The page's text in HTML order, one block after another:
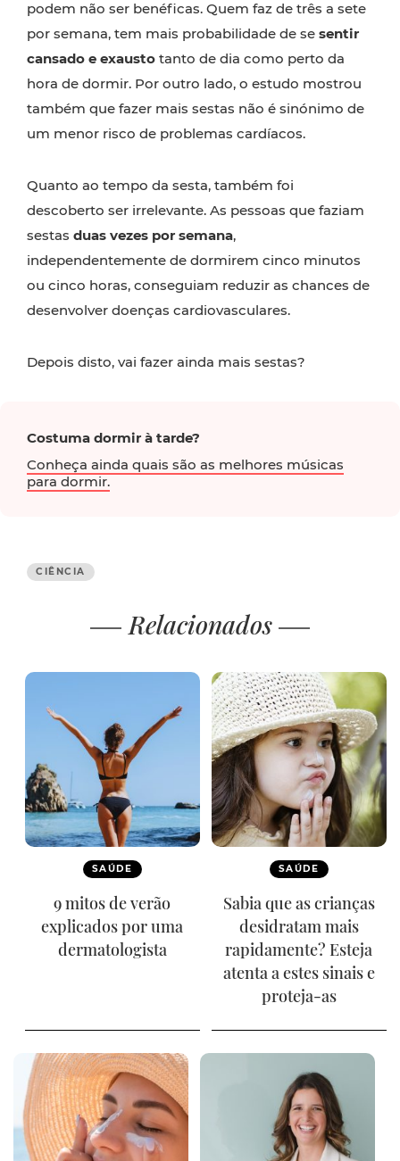
podem não ser benéficas. Quem faz de três a sete
por semana, tem mais probabilidade de se sentir
cansado e exausto tanto de dia como perto da
hora de dormir. Por outro lado, o estudo mostrou
também que fazer mais sestas não é sinónimo de
um menor risco de problemas cardíacos.
Quanto ao tempo da sesta, também foi
descoberto ser irrelevante. As pessoas que faziam
sestas duas vezes por semana,
independentemente de dormirem cinco minutos
ou cinco horas, conseguiam reduzir as chances de
desenvolver doenças cardiovasculares.
Depois disto, vai fazer ainda mais sestas?
Costuma dormir à tarde?
Conheça ainda quais são as melhores músicas
para dormir.
CIÊNCIA
Relacionados
SAÚDE
9 mitos de verão
explicados por uma
dermatologista
SAÚDE
Sabia que as crianças
desidratam mais
rapidamente? Esteja
atenta a estes sinais e
proteja-as